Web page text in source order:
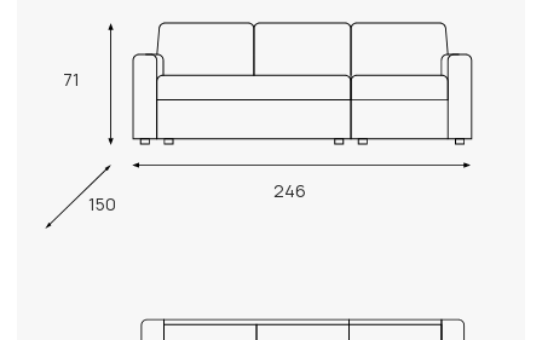
71
246
150